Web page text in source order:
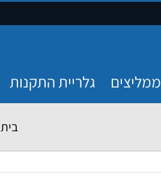
ממליצים גלריית התקנות
בית